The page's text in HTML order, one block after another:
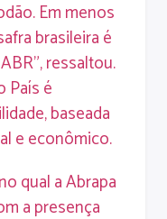
Em menos
brasileira é
ressaltou.
País é
baseada
e econômico.
qual a Abrapa
a presença